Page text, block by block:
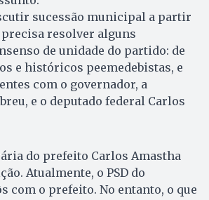
sucessão municipal a partir
resolver alguns
de unidade do partido: de
e históricos peemedebistas, e
com o governador, a
e o deputado federal Carlos
do prefeito Carlos Amastha
Atualmente, o PSD do
com o prefeito. No entanto, o que